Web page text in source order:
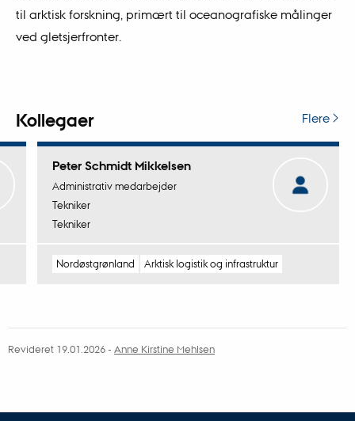
til arktisk forskning, primært til oceanografiske målinger
ved gletsjerfronter.
Kollegaer Flere
Peter Schmidt Mikkelsen
Administrativ medarbejder
Tekniker
Tekniker
Nordøstgrønland Arktisk logistik og infrastruktur
Revideret 19.01.2026- Anne Kirstine Mehlsen